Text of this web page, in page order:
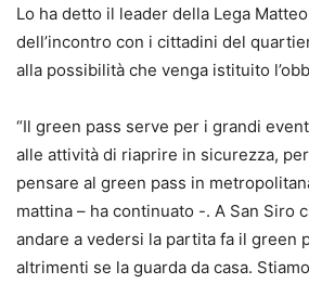
Lo ha detto il leader della Lega
dell’incontro con i cittadini del
alla possibilità che venga istituito
“Il green pass serve per i grandi
alle attività di riaprire in sicurezza,
pensare al green pass in
mattina – ha continuato -. A San Siro
andare a vedersi la partita fa il green
altrimenti se la guarda da casa.